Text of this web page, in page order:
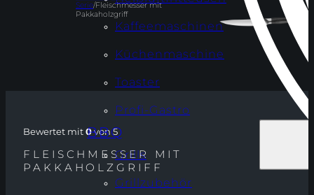
Kaffeemaschinen
Küchenmaschine
Toaster
Profi-Gastro
BBQ
Grills
Grillzubehör
Serie/Fleischmesser mit
Pakkaholzgriff
Bewertet mit0von 5
FLEISCHMESSER MIT
PAKKAHOLZGRIFF